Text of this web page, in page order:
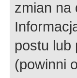
zmian na
postu lub
(powinni